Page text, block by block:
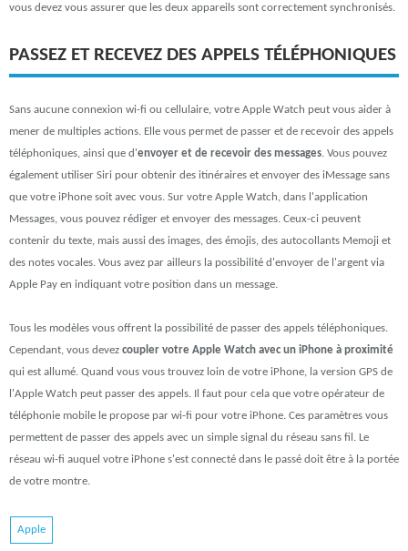
vous devez vous assurer que les deux appareils sont correctement synchronisés.
PASSEZ ET RECEVEZ DES APPELS TÉLÉPHONIQUES
Sans aucune connexion wi-fi ou cellulaire, votre Apple Watch peut vous aider à
mener de multiples actions. Elle vous permet de passer et de recevoir des appels
téléphoniques, ainsi que d'envoyer et de recevoir des messages. Vous pouvez
également utiliser Siri pour obtenir des itinéraires et envoyer des iMessage sans
que votre iPhone soit avec vous. Sur votre Apple Watch, dans l'application
Messages, vous pouvez rédiger et envoyer des messages. Ceux-ci peuvent
contenir du texte, mais aussi des images, des émojis, des autocollants Memoji et
des notes vocales. Vous avez par ailleurs la possibilité d'envoyer de l'argent via
Apple Pay en indiquant votre position dans un message.
Tous les modèles vous offrent la possibilité de passer des appels téléphoniques.
Cependant, vous devez coupler votre Apple Watch avec un iPhone à proximité
qui est allumé. Quand vous vous trouvez loin de votre iPhone, la version GPS de
l'Apple Watch peut passer des appels. Il faut pour cela que votre opérateur de
téléphonie mobile le propose par wi-fi pour votre iPhone. Ces paramètres vous
permettent de passer des appels avec un simple signal du réseau sans fil. Le
réseau wi-fi auquel votre iPhone s'est connecté dans le passé doit être à la portée
de votre montre.
Apple